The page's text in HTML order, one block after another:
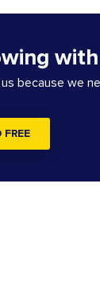
with
because we
FREE